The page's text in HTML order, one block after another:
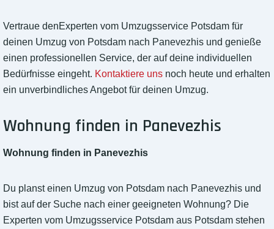
Vertraue denExperten vom Umzugsservice Potsdam für
deinen Umzug von Potsdam nach Panevezhis und genieße
einen professionellen Service, der auf deine individuellen
Bedürfnisse eingeht. Kontaktiere uns noch heute und erhalten
ein unverbindliches Angebot für deinen Umzug.
Wohnung finden in Panevezhis
Wohnung finden in Panevezhis
Du planst einen Umzug von Potsdam nach Panevezhis und
bist auf der Suche nach einer geeigneten Wohnung? Die
Experten vom Umzugsservice Potsdam aus Potsdam stehen